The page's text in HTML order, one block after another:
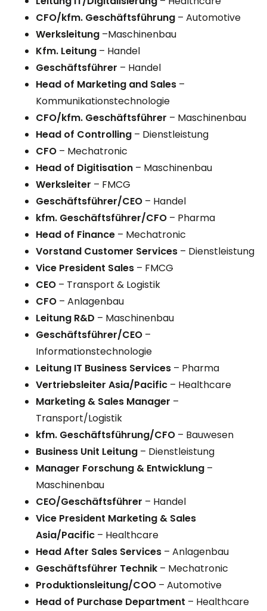
CFO/kfm. Geschäftsführung – Automotive
Werksleitung –Maschinenbau
Kfm. Leitung – Handel
Geschäftsführer – Handel
Head of Marketing and Sales –
Kommunikationstechnologie
CFO/kfm. Geschäftsführer – Maschinenbau
Head of Controlling – Dienstleistung
CFO – Mechatronic
Head of Digitisation – Maschinenbau
Werksleiter – FMCG
Geschäftsführer/CEO – Handel
kfm. Geschäftsführer/CFO – Pharma
Head of Finance – Mechatronic
Vorstand Customer Services – Dienstleistung
Vice President Sales – FMCG
CEO – Transport & Logistik
CFO – Anlagenbau
Leitung R&D – Maschinenbau
Geschäftsführer/CEO –
Informationstechnologie
Leitung IT Business Services – Pharma
Vertriebsleiter Asia/Pacific – Healthcare
Marketing & Sales Manager –
Transport/Logistik
kfm. Geschäftsführung/CFO – Bauwesen
Business Unit Leitung – Dienstleistung
Manager Forschung & Entwicklung –
Maschinenbau
CEO/Geschäftsführer – Handel
Vice President Marketing & Sales
Asia/Pacific – Healthcare
Head After Sales Services – Anlagenbau
Geschäftsführer Technik – Mechatronic
Produktionsleitung/COO – Automotive
Head of Purchase Department – Healthcare